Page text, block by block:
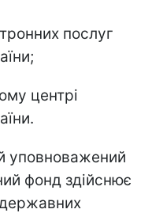
послуг
центрі
уповноважений
фонд здійснює
державних